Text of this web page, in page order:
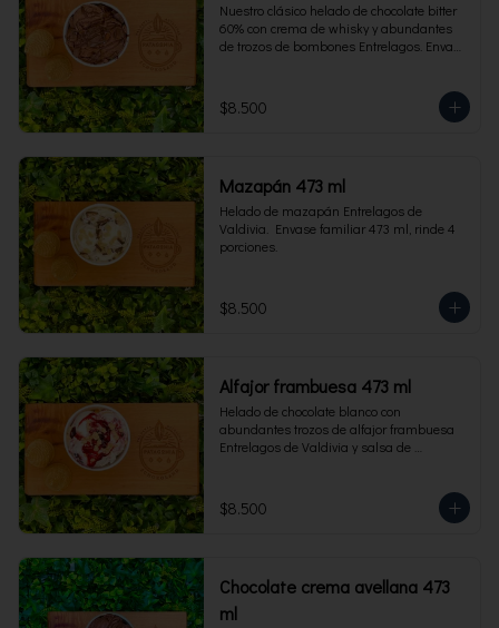
Nuestro clásico helado de chocolate bitter
60% con crema de whisky y abundantes
de trozos de bombones Entrelagos. Envase
$8.500
Mazapán 473 ml
Helado de mazapán Entrelagos de
Valdivia.  Envase familiar 473 ml, rinde 4
porciones.
$8.500
Alfajor frambuesa 473 ml
Helado de chocolate blanco con
abundantes trozos de alfajor frambuesa
Entrelagos de Valdivia y salsa de
$8.500
Chocolate crema avellana 473
ml